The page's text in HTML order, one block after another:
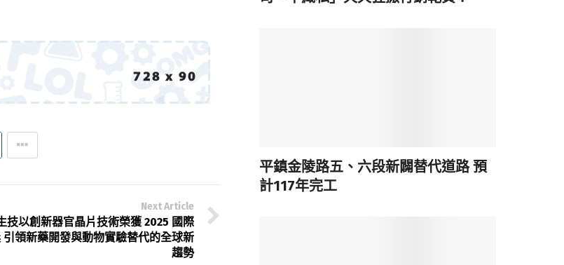
Next Article
技以創新器官晶片技術榮獲 2025 國際
引領新藥開發與動物實驗替代的全球新
趨勢
平鎮金陵路五、六段新闢替代道路 預
計117年完工